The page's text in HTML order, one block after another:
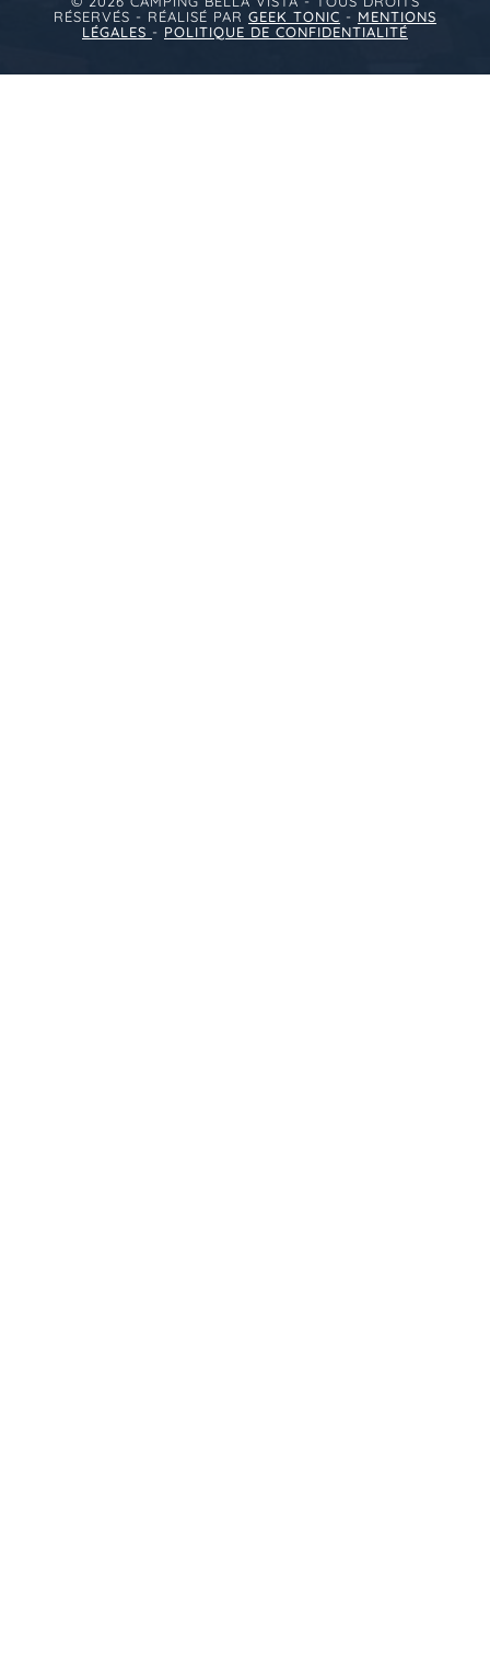
RÉSERVÉS - RÉALISÉ PAR GEEK TONIC - MENTIONS
LÉGALES - POLITIQUE DE CONFIDENTIALITÉ